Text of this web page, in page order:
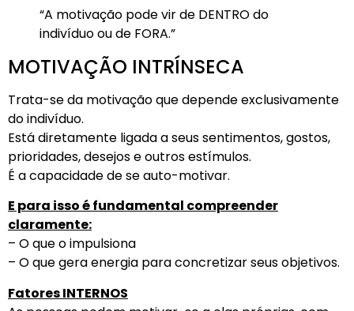
“A motivação pode vir de DENTRO do
indivíduo ou de FORA.”
MOTIVAÇÃO INTRÍNSECA
Trata-se da motivação que depende exclusivamente
do indivíduo.
Está diretamente ligada a seus sentimentos, gostos,
prioridades, desejos e outros estímulos.
É a capacidade de se auto-motivar.
E para isso é fundamental compreender
claramente:
– O que o impulsiona
– O que gera energia para concretizar seus objetivos.
Fatores INTERNOS